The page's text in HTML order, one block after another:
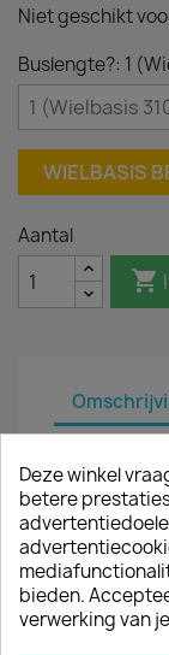
Niet geschikt
Buslengte?: 1
WIELBASIS
Aantal

PRODUCT
Deze
zijbars die
voertuig
voorzien
veilige en
eventuele
Deze winkel
betere
bieden.
verwerking van